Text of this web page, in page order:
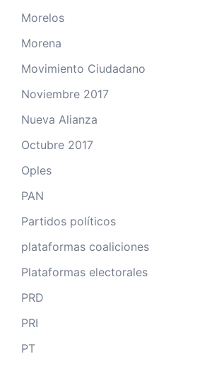
Morelos
Morena
Movimiento Ciudadano
Noviembre 2017
Nueva Alianza
Octubre 2017
Oples
PAN
Partidos políticos
plataformas coaliciones
Plataformas electorales
PRD
PRI
PT